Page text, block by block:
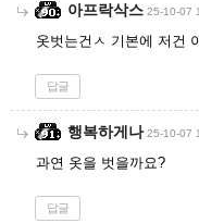
아프락삭스 25-10-07
옷벗는건ㅅ 기본에 저건
답글
행복하게나 25-10-07
과연 옷을 벗을까요?
답글